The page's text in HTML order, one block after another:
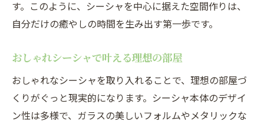
す。このように、シーシャを中心に据えた空間作りは、
自分だけの癒やしの時間を生み出す第一歩です。
おしゃれシーシャで叶える理想の部屋
おしゃれなシーシャを取り入れることで、理想の部屋づ
くりがぐっと現実的になります。シーシャ本体のデザイ
ン性は多様で、ガラスの美しいフォルムやメタリックな